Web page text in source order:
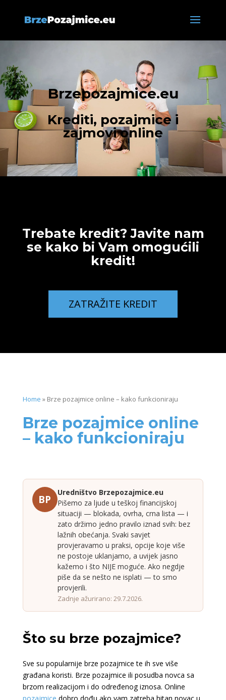
Brzepozajmice.eu
Krediti, pozajmice i
zajmovi online
Trebate kredit? Javite nam
se kako bi Vam omogućili
kredit!
ZATRAŽITE KREDIT
Home » Brze pozajmice online – kako funkcioniraju
Brze pozajmice online
– kako funkcioniraju
BP
Uredništvo Brzepozajmice.eu
Pišemo za ljude u teškoj financijskoj
situaciji — blokada, ovrha, crna lista — i
zato držimo jedno pravilo iznad svih: bez
lažnih obećanja. Svaki savjet
provjeravamo u praksi, opcije koje više
ne postoje uklanjamo, a uvijek jasno
kažemo i što NIJE moguće. Ako negdje
piše da se nešto ne isplati — to smo
provjerili.
Zadnje ažurirano: 29.7.2026.
Što su brze pozajmice?
Sve su popularnije brze pozajmice te ih sve više
građana koristi. Brze pozajmice ili posudba novca sa
brzom realizacijom i do određenog iznosa. Online